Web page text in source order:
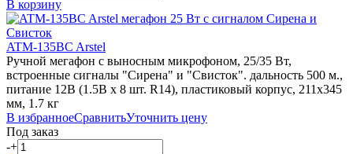
В корзину
ATM-135BC Arstel
Ручной мегафон с выносным микрофоном, 25/35 Вт,
встроенные сигналы "Сирена" и "Свисток". дальность 500 м.,
питание 12В (1.5В х 8 шт. R14), пластиковый корпус, 211х345
мм, 1.7 кг
В избранноеСравнитьУточнить цену
Под заказ
-+